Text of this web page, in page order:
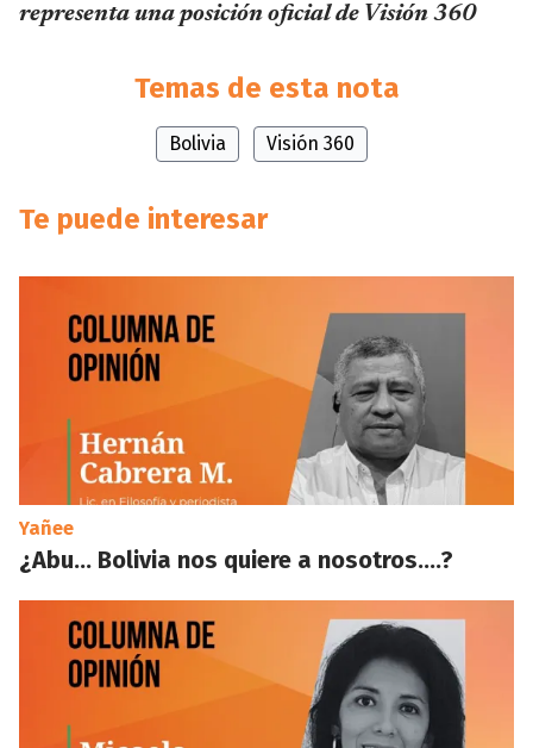
representa una posición oficial de Visión 360
Temas de esta nota
Bolivia Visión 360
Te puede interesar
Yañee
¿Abu… Bolivia nos quiere a nosotros….?